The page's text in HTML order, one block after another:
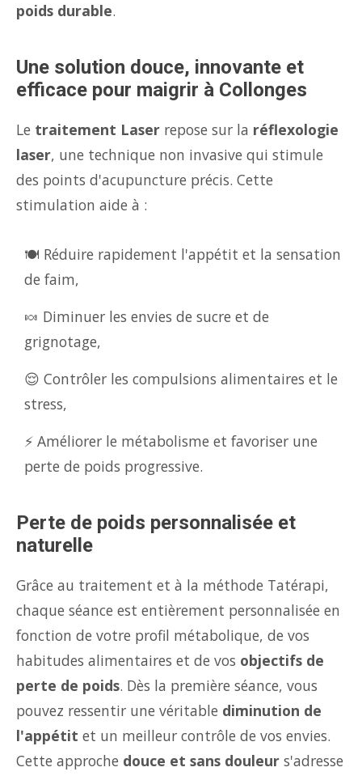
poids durable.
Une solution douce, innovante et
efficace pour maigrir à Collonges
Le traitement Laser repose sur la réflexologie
laser, une technique non invasive qui stimule
des points d'acupuncture précis. Cette
stimulation aide à :
🍽️ Réduire rapidement l'appétit et la sensation
de faim,
🍬 Diminuer les envies de sucre et de
grignotage,
😌 Contrôler les compulsions alimentaires et le
stress,
⚡ Améliorer le métabolisme et favoriser une
perte de poids progressive.
Perte de poids personnalisée et
naturelle
Grâce au traitement et à la méthode Tatérapi,
chaque séance est entièrement personnalisée en
fonction de votre profil métabolique, de vos
habitudes alimentaires et de vos objectifs de
perte de poids. Dès la première séance, vous
pouvez ressentir une véritable diminution de
l'appétit et un meilleur contrôle de vos envies.
Cette approche douce et sans douleur s'adresse